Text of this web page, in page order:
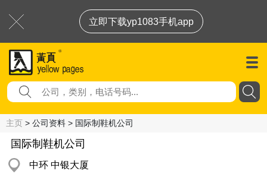
立即下载yp1083手机app
主页 > 公司资料 > 国际制鞋机公司
国际制鞋机公司
中环 中银大厦